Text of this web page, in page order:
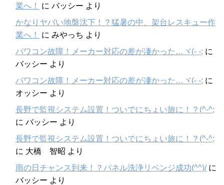
業へ！
に バッシー より
かなりヤバい地盤沈下！？猛暑の中、架台レスキュー作
業へ！
に みやっち より
パワコン故障！メーカー対応の差が凄かった…ヾ(- -; に
バッシー より
パワコン故障！メーカー対応の差が凄かった…ヾ(- -; に
オッシー より
長野で監視システム設置！ついでにちょい旅に！？(^-^;
に バッシー より
長野で監視システム設置！ついでにちょい旅に！？(^-^;
に 大橋 智昭 より
雨の日チャンス到来！？パネル洗浄リベンジ成功(^^)/に
バッシー より